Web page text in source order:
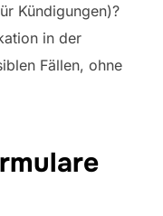
Kündigungen)?
in der
Fällen, ohne